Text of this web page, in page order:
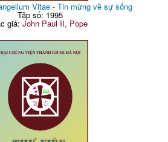
Vitae - Tin mừng về sự sống
Tập số: 1995
giả:John Paul II, Pope